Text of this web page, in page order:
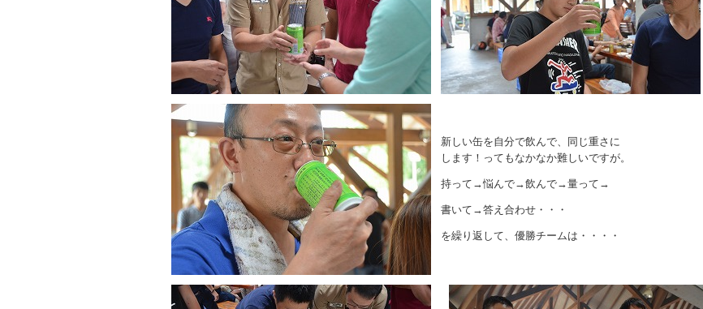
新しい缶を自分で飲んで、同じ重さに
します！ってもなかなか難しいですが。
持って→悩んで→飲んで→量って→
書いて→答え合わせ・・・
を繰り返して、優勝チームは・・・・